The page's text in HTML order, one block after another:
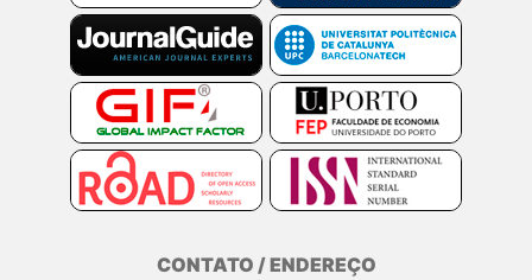
CONTATO / ENDEREÇO